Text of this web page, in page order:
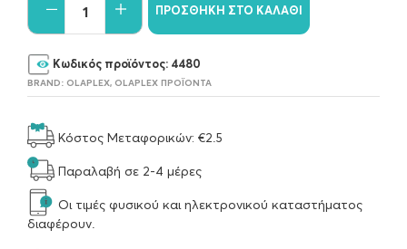
ΠΡΟΣΘΉΚΗ ΣΤΟ ΚΑΛΆΘΙ
Κωδικός προϊόντος: 4480
BRAND: OLAPLEX, OLAPLEX ΠΡΟΪΌΝΤΑ
Κόστος Μεταφορικών: €2.5
Παραλαβή σε 2-4 μέρες
Οι τιμές φυσικού και ηλεκτρονικού καταστήματος
διαφέρουν.